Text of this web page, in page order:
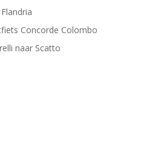
Concorde Colombo
naar Scatto